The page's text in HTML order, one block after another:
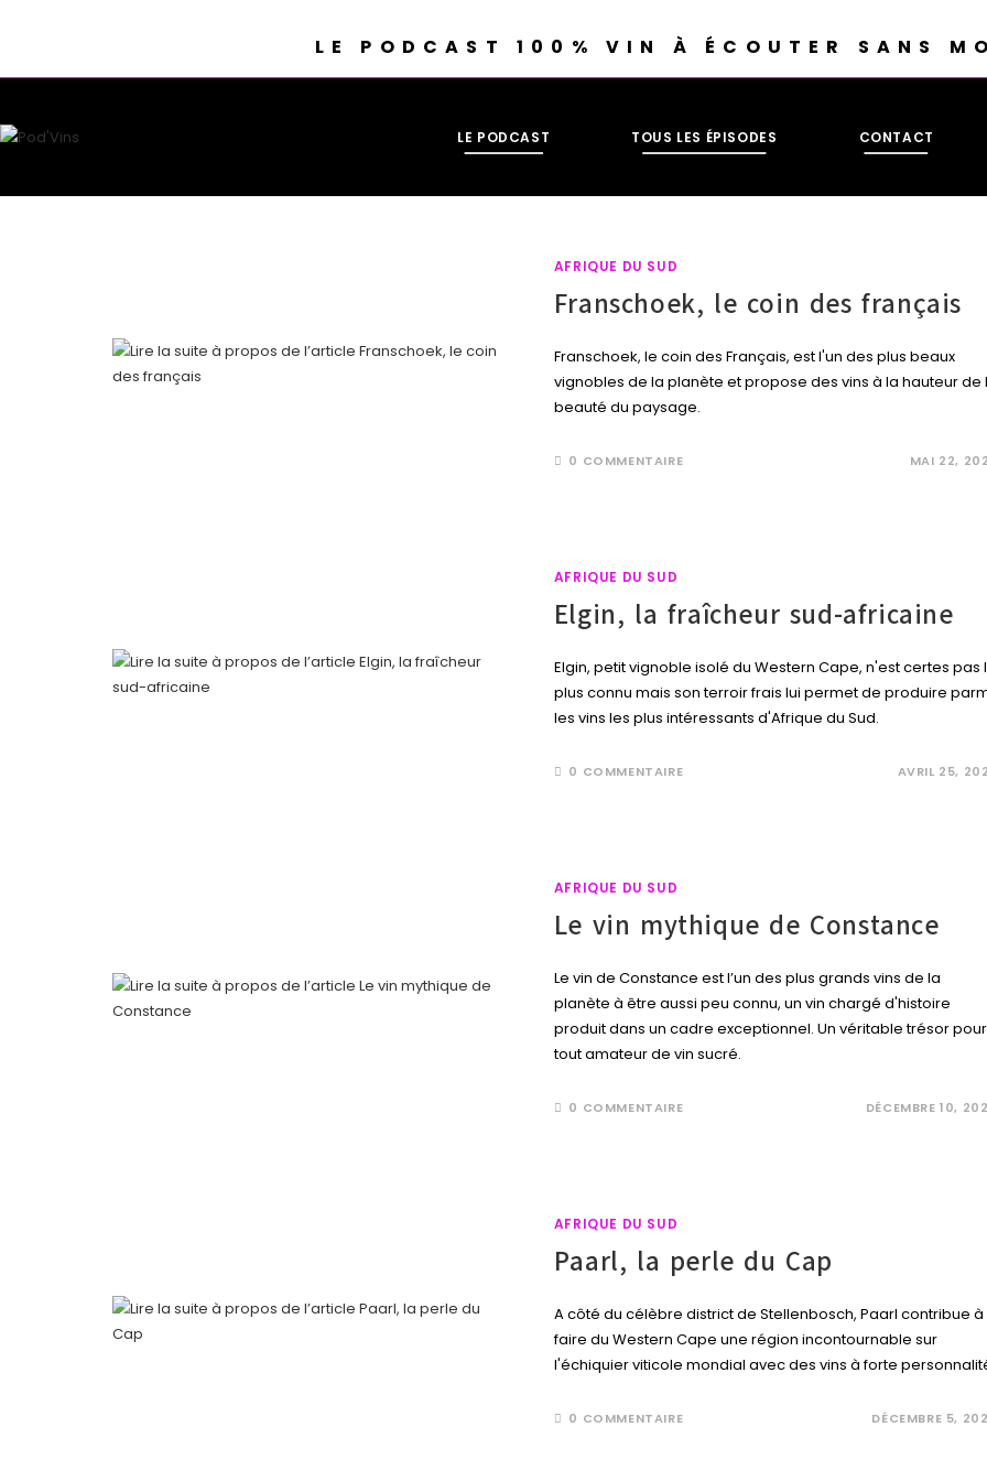
LE PODCAST 100% VIN À ÉCOUTER SANS
LE PODCAST TOUS LES ÉPISODES CONTACT
AFRIQUE DU SUD
Franschoek, le coin des français
Franschoek, le coin des Français, est l'un des plus beaux
vignobles de la planète et propose des vins à la hauteur de
beauté du paysage.
0 COMMENTAIRE MAI 22,
AFRIQUE DU SUD
Elgin, la fraîcheur sud-africaine
Elgin, petit vignoble isolé du Western Cape, n'est certes pas
plus connu mais son terroir frais lui permet de produire
les vins les plus intéressants d'Afrique du Sud.
0 COMMENTAIRE AVRIL 25,
AFRIQUE DU SUD
Le vin mythique de Constance
Le vin de Constance est l’un des plus grands vins de la
planète à être aussi peu connu, un vin chargé d'histoire
produit dans un cadre exceptionnel. Un véritable trésor pour
tout amateur de vin sucré.
0 COMMENTAIRE DÉCEMBRE 10,
AFRIQUE DU SUD
Paarl, la perle du Cap
A côté du célèbre district de Stellenbosch, Paarl contribue à
faire du Western Cape une région incontournable sur
l'échiquier viticole mondial avec des vins à forte
0 COMMENTAIRE DÉCEMBRE 5,